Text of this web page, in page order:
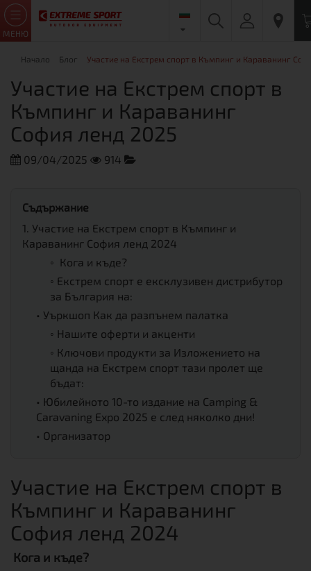
МЕНЮ
Начало Блог Участие на Екстрем спорт в Къмпинг и Караванинг
Участие на Екстрем спорт в
Къмпинг и Караванинг
София ленд 2025
09/04/2025 914
Съдържание
1. Участие на Екстрем спорт в Къмпинг и
Караванинг София ленд 2024
◦ Кога и къде?
◦ Екстрем спорт е ексклузивен дистрибутор
за България на:
• Уъркшоп Как да разпънем палатка
◦ Нашите оферти и акценти
◦ Ключови продукти за Изложението на
щанда на Екстрем спорт тази пролет ще
бъдат:
• Юбилейното 10-то издание на Camping &
Caravaning Expo 2025 е след няколко дни!
• Организатор
Участие на Екстрем спорт в
Къмпинг и Караванинг
София ленд 2024
Кога и къде?